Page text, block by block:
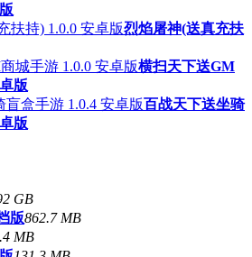
烈焰屠神(送真充扶
横扫天下送GM
版
百战天下送坐骑
版
GB
版862.7 MB
MB